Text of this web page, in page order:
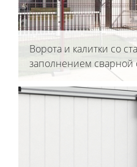
Ворота и калитки со
заполнением сварной